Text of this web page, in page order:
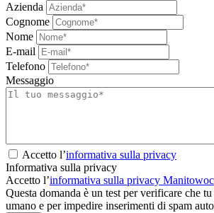
Azienda
Cognome
Nome
E-mail
Telefono
Messaggio
Accetto l’informativa sulla privacy
Informativa sulla privacy
Accetto l’informativa sulla privacy Manitowoc
Questa domanda è un test per verificare che
umano e per impedire inserimenti di spam